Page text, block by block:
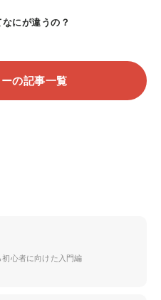
にが違うの？
の記事一覧
心者に向けた入門編